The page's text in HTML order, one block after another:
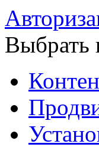
Выбрать